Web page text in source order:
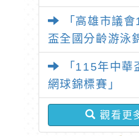
115年9月28日止
「高雄市議
盃全國分齡游泳
「115年中華
網球錦標賽」
觀看更